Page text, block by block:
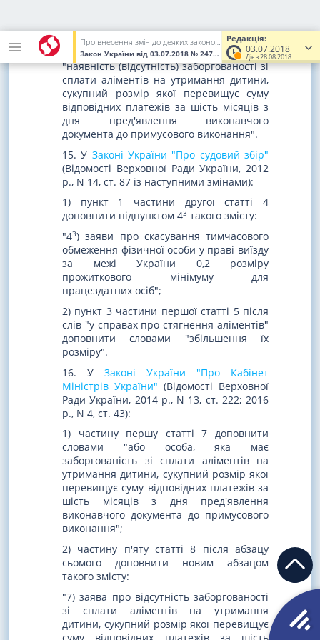
Редакція:
03.07.2018
Діє з 28.08.2018
Про внесення змін до деяких законодавчих актів України щодо створення економічних передумов для посилення захисту права дитини на належне утримання
Закон України від 03.07.2018 № 2475-VIII (Увага! Попередня
3) частину другу статті 63 після слова
"судимості" доповнити словами
"наявність (відсутність) заборгованості зі
сплати аліментів на утримання дитини,
сукупний розмір якої перевищує суму
відповідних платежів за шість місяців з
дня пред'явлення виконавчого
документа до примусового виконання".
15. У Законі України "Про судовий збір"
(Відомості Верховної Ради України, 2012
р., N 14, ст. 87 із наступними змінами):
1) пункт 1 частини другої статті 4
доповнити підпунктом 43 такого змісту:
"43) заяви про скасування тимчасового
обмеження фізичної особи у праві виїзду
за межі України 0,2 розміру
прожиткового мінімуму для
працездатних осіб";
2) пункт 3 частини першої статті 5 після
слів "у справах про стягнення аліментів"
доповнити словами "збільшення їх
розміру".
16. У Законі України "Про Кабінет
Міністрів України" (Відомості Верховної
Ради України, 2014 р., N 13, ст. 222; 2016
р., N 4, ст. 43):
1) частину першу статті 7 доповнити
словами "або особа, яка має
заборгованість зі сплати аліментів на
утримання дитини, сукупний розмір якої
перевищує суму відповідних платежів за
шість місяців з дня пред'явлення
виконавчого документа до примусового
виконання";
2) частину п'яту статті 8 після абзацу
сьомого доповнити новим абзацом
такого змісту:
"7) заява про відсутність заборгованості
зі сплати аліментів на утримання
дитини, сукупний розмір якої перевищує